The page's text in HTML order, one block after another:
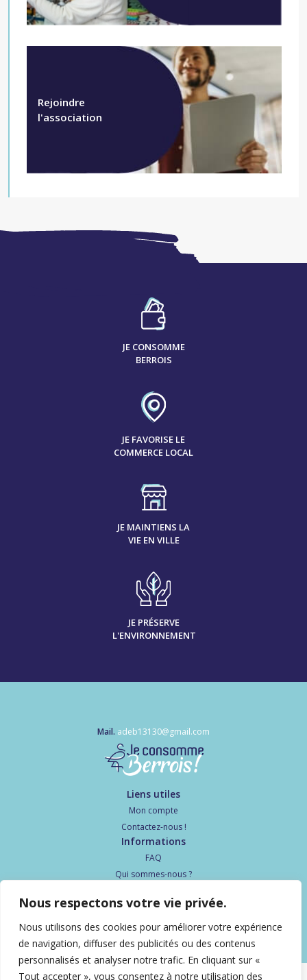
Nous respectons votre vie privée.
Nous utilisons des cookies pour améliorer votre expérience
de navigation, diffuser des publicités ou des contenus
personnalisés et analyser notre trafic. En cliquant sur «
Tout accepter », vous consentez à notre utilisation des
Rejoindre
l'association
JE CONSOMME
BERROIS
JE FAVORISE LE
COMMERCE LOCAL
JE MAINTIENS LA
VIE EN VILLE
JE PRÉSERVE
L'ENVIRONNEMENT
Mail. adeb13130@gmail.com
Liens utiles
Mon compte
Contactez-nous !
Informations
FAQ
Qui sommes-nous ?
Suivez-nous